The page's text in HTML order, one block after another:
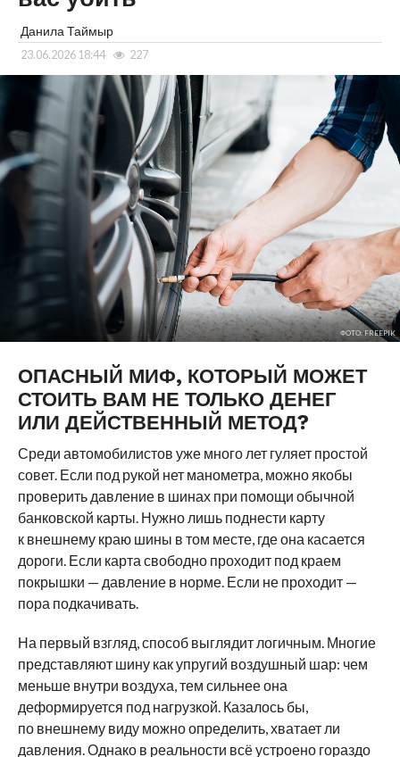
Данила Таймыр
23.06.2026 18:44 227
ФОТО: FREEPIK
ОПАСНЫЙ МИФ, КОТОРЫЙ МОЖЕТ
СТОИТЬ ВАМ НЕ ТОЛЬКО ДЕНЕГ
ИЛИ ДЕЙСТВЕННЫЙ МЕТОД?
Среди автомобилистов уже много лет гуляет простой
совет. Если под рукой нет манометра, можно якобы
проверить давление в шинах при помощи обычной
банковской карты. Нужно лишь поднести карту
к внешнему краю шины в том месте, где она касается
дороги. Если карта свободно проходит под краем
покрышки — давление в норме. Если не проходит —
пора подкачивать.
На первый взгляд, способ выглядит логичным. Многие
представляют шину как упругий воздушный шар: чем
меньше внутри воздуха, тем сильнее она
деформируется под нагрузкой. Казалось бы,
по внешнему виду можно определить, хватает ли
давления. Однако в реальности всё устроено гораздо